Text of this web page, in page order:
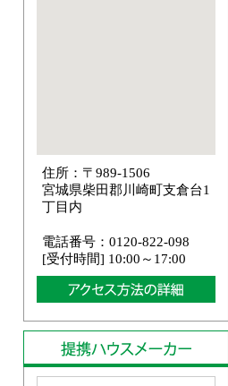
住所：〒989-1506
宮城県柴田郡川崎町支倉台1
丁目内
電話番号：0120-822-098
[受付時間] 10:00～17:00